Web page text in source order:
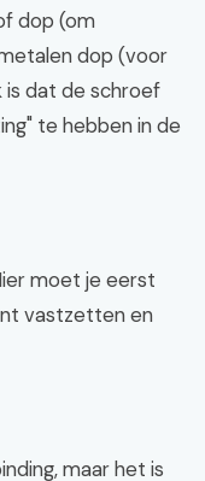
dop (om
dop (voor
is dat de schroef
te hebben in de
moet je eerst
vastzetten en
maar het is